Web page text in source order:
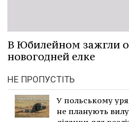
В Юбилейном зажгли
новогодней елке
НЕ ПРОПУСТІТЬ
У польському
не планують